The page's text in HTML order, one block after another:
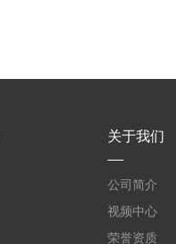
关于我们
公司简介
视频中心
荣誉资质